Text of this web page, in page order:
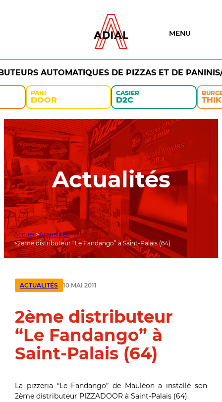
MENU
AUTOMATIQUES DE PIZZAS ET DE
PANI
DOOR
CASIER
D2C THIK
Actualités
Accueil
Actualités
2ème distributeur “Le Fandango” à Saint-Palais (64)
ACTUALITÉS 10 MAI 2011
2ème distributeur
“Le Fandango” à
Saint-Palais (64)
La pizzeria “Le Fandango” de Mauléon a installé son
2ème distributeur PIZZADOOR à Saint-Palais (64).